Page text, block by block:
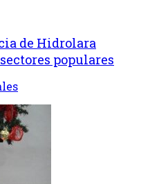
de Hidrolara
populares